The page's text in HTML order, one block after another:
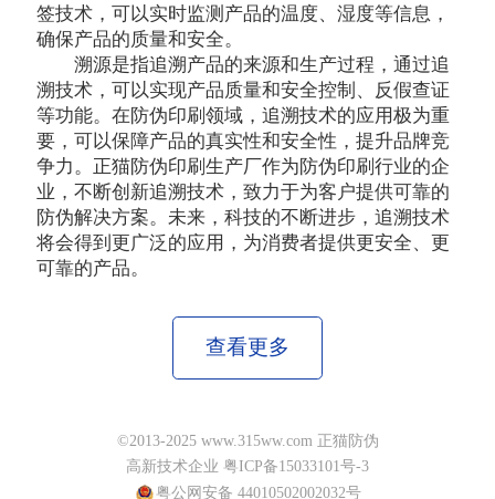
签技术，可以实时监测产品的温度、湿度等信息，
确保产品的质量和安全。
溯源是指追溯产品的来源和生产过程，通过追
溯技术，可以实现产品质量和安全控制、反假查证
等功能。在防伪印刷领域，追溯技术的应用极为重
要，可以保障产品的真实性和安全性，提升品牌竞
争力。正猫防伪印刷生产厂作为防伪印刷行业的企
业，不断创新追溯技术，致力于为客户提供可靠的
防伪解决方案。未来，科技的不断进步，追溯技术
将会得到更广泛的应用，为消费者提供更安全、更
可靠的产品。
查看更多
©2013-2025 www.315ww.com 正猫防伪
高新技术企业 粤ICP备15033101号-3
粤公网安备 44010502002032号